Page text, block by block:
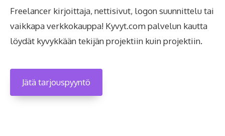
Freelancer kirjoittaja, nettisivut, logon suunnittelu tai
vaikkapa verkkokauppa! Kyvyt.com palvelun kautta
löydät kyvykkään tekijän projektiin kuin projektiin.
Jätä tarjouspyyntö